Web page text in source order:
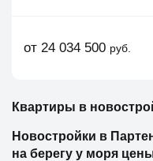
от 24 034 500 руб.
Квартиры в
Новостройки в
на берегу у моря